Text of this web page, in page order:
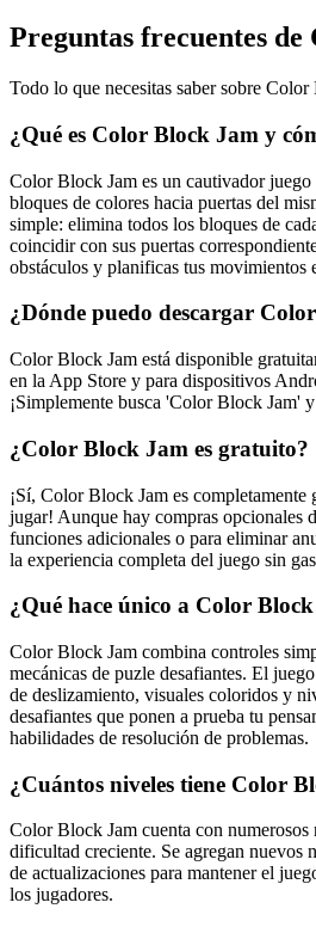
Preguntas frecuentes
Todo lo que necesitas saber sobre
¿Qué es Color Block Jam y
Color Block Jam es un cautivador juego
bloques de colores hacia puertas del
simple: elimina todos los bloques de
coincidir con sus puertas
obstáculos y planificas tus movimientos
¿Dónde puedo descargar
Color Block Jam está disponible
en la App Store y para dispositivos
¡Simplemente busca 'Color Block Jam'
¿Color Block Jam es gratuito?
¡Sí, Color Block Jam es completamente
jugar! Aunque hay compras opcionales
funciones adicionales o para eliminar
la experiencia completa del juego sin
¿Qué hace único a Color
Color Block Jam combina controles
mecánicas de puzle desafiantes. El
de deslizamiento, visuales coloridos y
desafiantes que ponen a prueba tu
habilidades de resolución de problemas.
¿Cuántos niveles tiene Color
Color Block Jam cuenta con numerosos
dificultad creciente. Se agregan nuevos
de actualizaciones para mantener el
los jugadores.